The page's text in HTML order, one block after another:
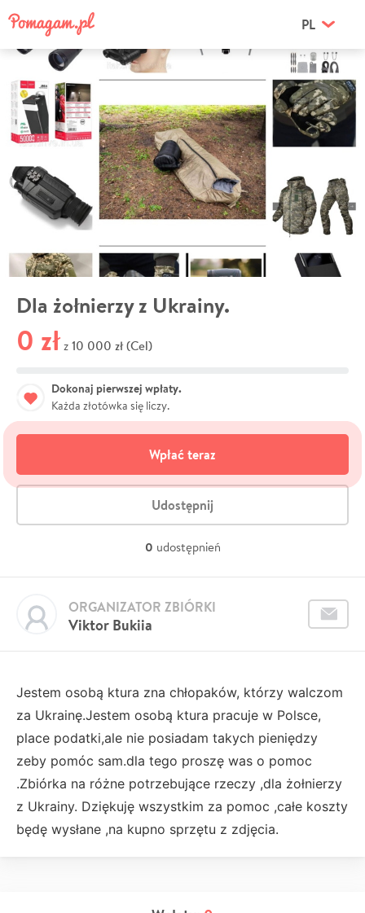
PL
Dla żołnierzy z Ukrainy.
0 zł z 10 000 zł (Cel)
Dokonaj pierwszej wpłaty.
Każda złotówka się liczy.
Wpłać teraz
Udostępnij
0 udostępnień
Viktor Bukiia
ORGANIZATOR ZBIÓRKI
Jestem osobą ktura zna chłopaków, którzy walczom
za Ukrainę.Jestem osobą ktura pracuje w Polsce,
place podatki,ale nie posiadam takych pieniędzy
zeby pomóc sam.dla tego proszę was o pomoc
.Zbiórka na różne potrzebujące rzeczy ,dla żołnierzy
z Ukrainy. Dziękuję wszystkim za pomoc ,całe koszty
będę wysłane ,na kupno sprzętu z zdjęcia.